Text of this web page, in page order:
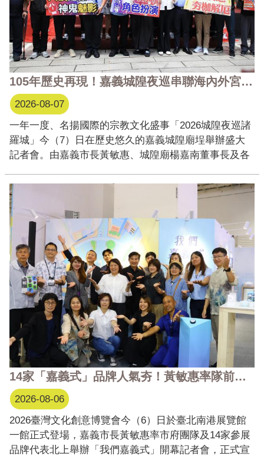
105年歷史再現！嘉義城隍夜巡串聯海內外宮廟 展現宗教文化魅力
2026-08-07
一年一度、名揚國際的宗教文化盛事「2026城隍夜巡諸
羅城」今（7）日在歷史悠久的嘉義城隍廟埕舉辦盛大
記者會。由嘉義市長黃敏惠、城隍廟楊嘉南董事長及各
天將迎來睽違105年的海內外宮廟神尊齊聚，夜巡環節
更結合光影、極限特技的演出，讓傳統與現代激盪出全
新的 ...更多
14家「嘉義式」品牌人氣夯！黃敏惠率隊前進文博會 分享「我們嘉義式」
2026-08-06
2026臺灣文化創意博覽會今（6）日於臺北南港展覽館
一館正式登場，嘉義市長黃敏惠率市府團隊及14家參展
品牌代表北上舉辦「我們嘉義式」開幕記者會，正式宣